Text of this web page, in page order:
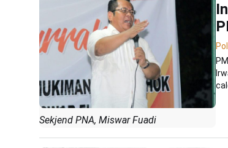
Sekjend PNA, Miswar Fuadi